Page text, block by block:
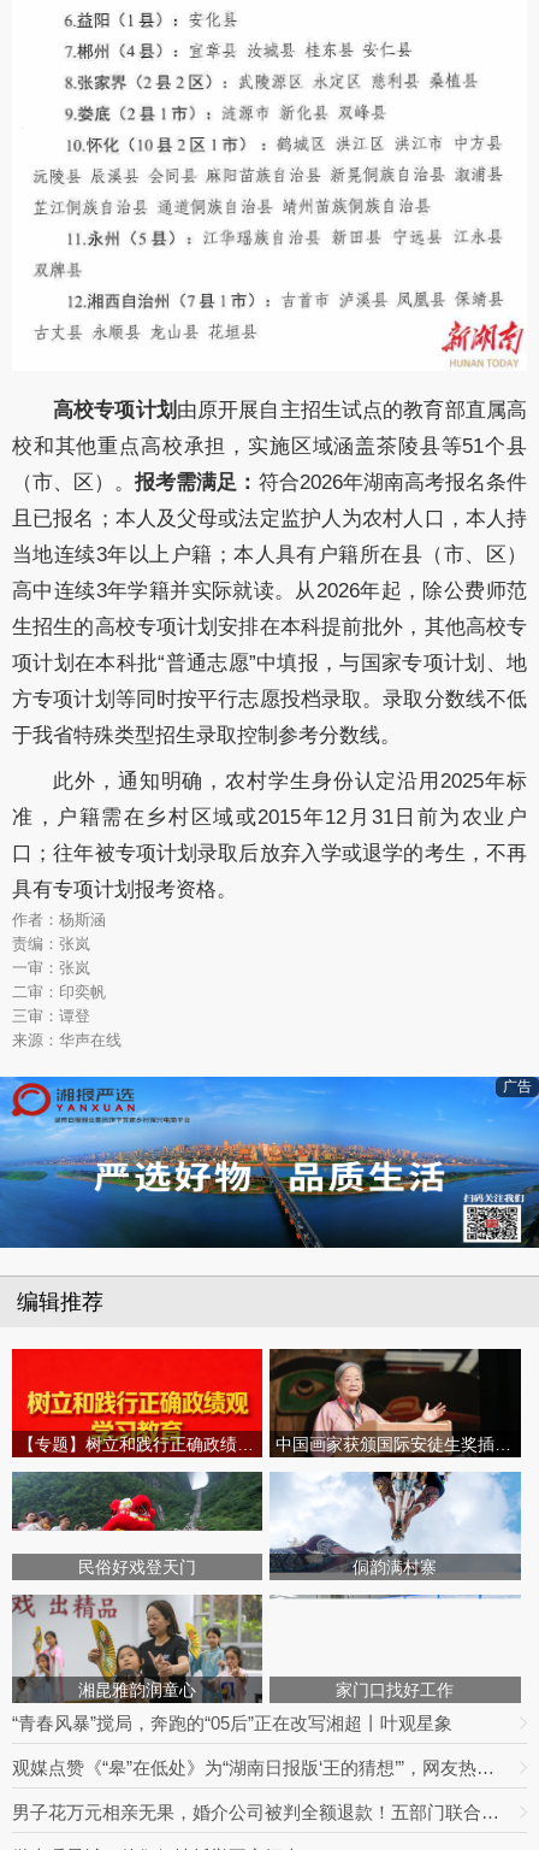
高校专项计划 由原开展自主招生试点的教育部直属高
校和其他重点高校承担，实施区域涵盖茶陵县等51个县
（市、区）。报考需满足： 符合2026年湖南高考报名条件
且已报名；本人及父母或法定监护人为农村人口，本人持
当地连续3年以上户籍；本人具有户籍所在县（市、区）
高中连续3年学籍并实际就读。 从2026年起，除公费师范
生招生的高校专项计划安排在本科提前批外，其他高校专
项计划在本科批“普通志愿”中填报，与国家专项计划、地
方专项计划等同时按平行志愿投档录取。录取分数线不低
于我省特殊类型招生录取控制参考分数线。
此外，通知明确，农村学生身份认定沿用2025年标
准，户籍需在乡村区域或2015年12月31日前为农业户
口；往年被专项计划录取后放弃入学或退学的考生，不再
具有专项计划报考资格。
作者：杨斯涵
责编：张岚
一审：张岚
二审：印奕帆
三审：谭登
来源：华声在线
广告
编辑推荐
民俗好戏登天门 侗韵满村寨
湘昆雅韵润童心 家门口找好工作
“青春风暴”搅局，奔跑的“05后”正在改写湘超丨叶观星象
观媒点赞《“皋”在低处》为“湖南日报版‘王的猜想’”，网友热议：党报头版可以这么起标题
男子花万元相亲无果，婚介公司被判全额退款！五部门联合整治婚介七大乱象